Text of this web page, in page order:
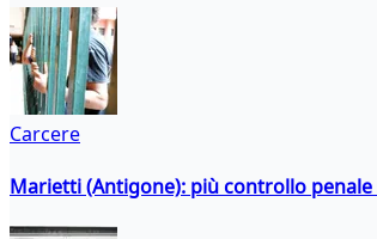
Carcere
Marietti (Antigone): più controllo